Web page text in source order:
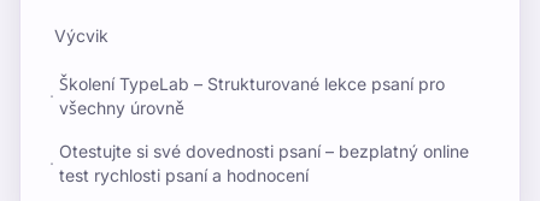
Výcvik
·
Školení TypeLab – Strukturované lekce psaní pro
všechny úrovně
·
Otestujte si své dovednosti psaní – bezplatný online
test rychlosti psaní a hodnocení